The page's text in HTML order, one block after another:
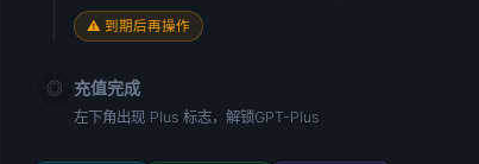
⚠ 到期后再操作
◎ 充值完成
左下角出现 Plus 标志，解锁GPT-Plus